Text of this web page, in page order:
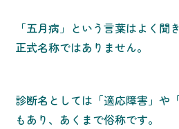
「五月病」という言葉はよく聞
正式名称ではありません。
診断名としては「適応障害」や
もあり、あくまで俗称です。